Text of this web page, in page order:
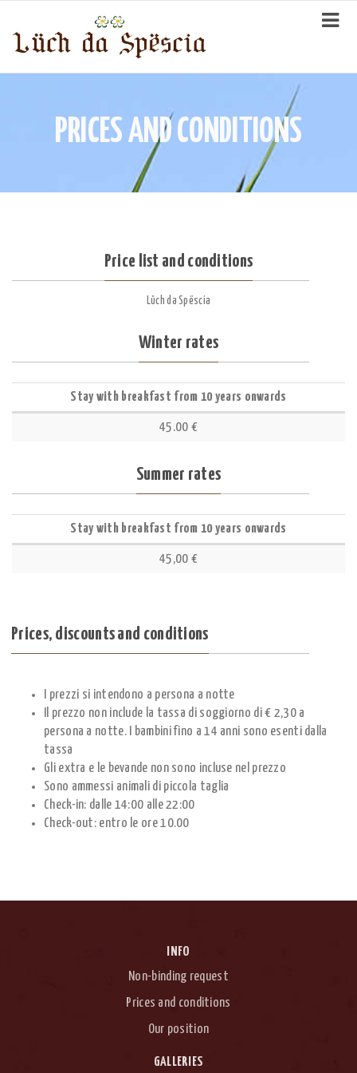
PRICES AND CONDITIONS
Price list and conditions
Lüch da Spëscia
Winter rates
Stay with breakfast from 10 years onwards
45.00 €
Summer rates
Stay with breakfast from 10 years onwards
45,00 €
Prices, discounts and conditions
I prezzi si intendono a persona a notte
Il prezzo non include la tassa di soggiorno di € 2,30 a
persona a notte. I bambini fino a 14 anni sono esenti dalla
tassa
Gli extra e le bevande non sono incluse nel prezzo
Sono ammessi animali di piccola taglia
Check-in: dalle 14:00 alle 22:00
Check-out: entro le ore 10.00
INFO
Non-binding request
Prices and conditions
Our position
GALLERIES